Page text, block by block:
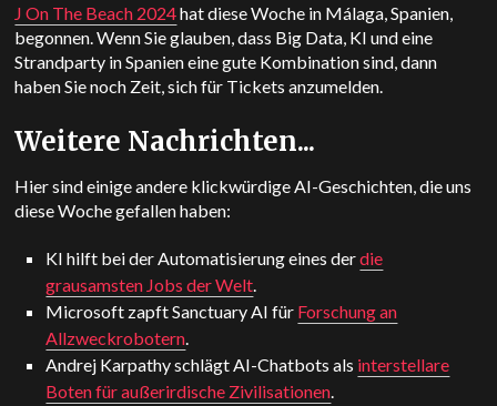
J On The Beach 2024hat diese Woche in Málaga, Spanien,
begonnen. Wenn Sie glauben, dass Big Data, KI und eine
Strandparty in Spanien eine gute Kombination sind, dann
haben Sie noch Zeit, sich für Tickets anzumelden.
Weitere Nachrichten...
Hier sind einige andere klickwürdige AI-Geschichten, die uns
diese Woche gefallen haben:
KI hilft bei der Automatisierung eines derdie
grausamsten Jobs der Welt.
Microsoft zapft Sanctuary AI für Forschung an
Allzweckrobotern.
Andrej Karpathy schlägt AI-Chatbots als interstellare
Boten für außerirdische Zivilisationen.